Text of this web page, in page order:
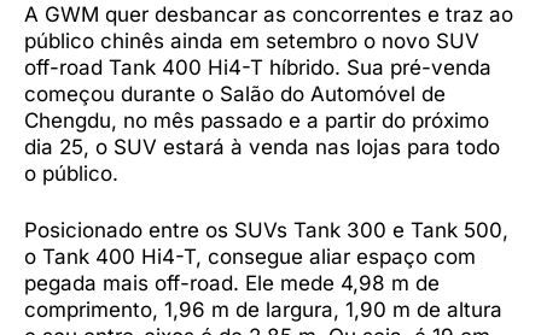
A GWM quer desbancar as concorrentes e traz ao
público chinês ainda em setembro o novo SUV
off-road Tank 400 Hi4-T híbrido. Sua pré-venda
começou durante o Salão do Automóvel de
Chengdu, no mês passado e a partir do próximo
dia 25, o SUV estará à venda nas lojas para todo
o público.
Posicionado entre os SUVs Tank 300 e Tank 500,
o Tank 400 Hi4-T, consegue aliar espaço com
pegada mais off-road. Ele mede 4,98 m de
comprimento, 1,96 m de largura, 1,90 m de altura